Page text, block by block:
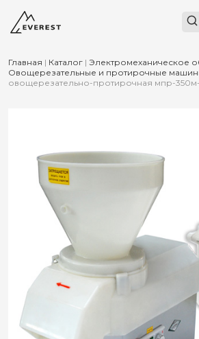
Главная | Каталог | Электромеханическое
Овощерезательные и протирочные
овощерезательно-протирочная мпр-